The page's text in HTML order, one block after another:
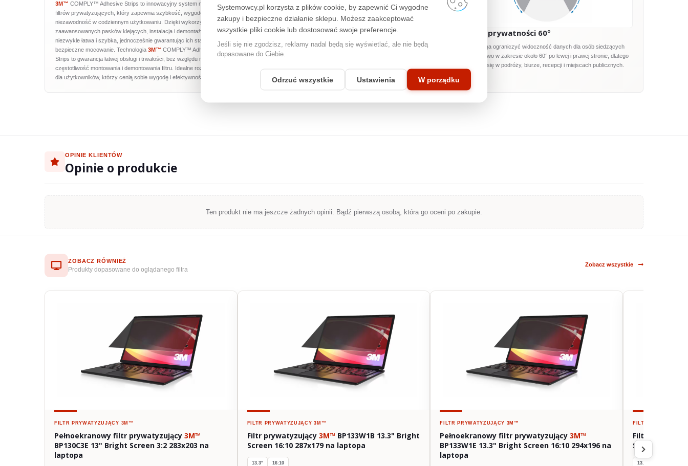
3M™ COMPLY™ Adhesive Strips to innowacyjny system mocowania
filtrów prywatyzujących, który zapewnia szybkość, wygodę i
niezawodność w codziennym użytkowaniu. Dzięki wykorzystaniu
zaawansowanych pasków klejących, instalacja i demontaż filtrów jest
niezwykle łatwa i szybka, jednocześnie gwarantując ich stabilne i
bezpieczne mocowanie. Technologia 3M™ COMPLY™ Adhesive
Strips to gwarancja łatwej obsługi i trwałości, bez względu na
częstotliwość montowania i demontowania filtru. Idealne rozwiązanie
dla użytkowników, którzy cenią sobie wygodę i efektywność.
Filtry prywatyzujące firmy 3M™ są zgodne z szeroką gamą
produktów Apple®, w tym MacBook Pro®, MacBook Air® i iPad®.
Projektowane są z myślą o precyzyjnym dopasowaniu do rozmiaru i
kształtu ekranów Apple, gwarantując optymalne działanie i
utrzymanie wysokiej jakości obrazu, za jaką znane są produkty
Apple®. Bez względu na to, czy pracujesz na urządzeniu mobilnym
prywatności z
Strefa prywatności 60°
Filtr pomaga ograniczyć widoczność danych dla osób siedzących
obok, typowo w zakresie około 60° po lewej i prawej stronie, dlatego
sprawdza się w podróży, biurze, recepcji i miejscach publicznych.
OPINIE KLIENTÓW
Opinie o produkcie
Ten produkt nie ma jeszcze żadnych opinii. Bądź pierwszą osobą, która go oceni po zakupie.
ZOBACZ RÓWNIEŻ
Produkty dopasowane do oglądanego filtra
Zobacz wszystkie
FILTR PRYWATYZUJĄCY 3M™
Pełnoekranowy filtr prywatyzujący 3M™
BP130C3E 13" Bright Screen 3:2 283x203 na
laptopa
FILTR PRYWATYZUJĄCY3M™
Filtr prywatyzujący 3M™ BP133W1B 13.3" Bright
Screen 16:10 287x179 na laptopa
13.3" 16:10
FILTR PRYWATYZUJĄCY 3M™
Pełnoekranowy filtr prywatyzujący3M™
BP133W1E 13.3" Bright Screen 16:10 294x196 na
laptopa
FILTR
Filtr
Screen 16:9
13.3"
Systemowcy.pl korzysta z plików cookie, by zapewnić Ci wygodne
zakupy i bezpieczne działanie sklepu. Możesz zaakceptować
wszystkie pliki cookie lub dostosować swoje preferencje.
Jeśli się nie zgodzisz, reklamy nadal będą się wyświetlać, ale nie będą
dopasowane do Ciebie.
Odrzuć wszystkie Ustawienia W porządku